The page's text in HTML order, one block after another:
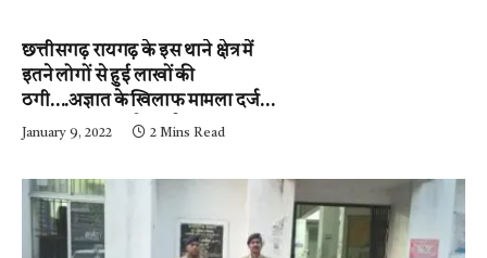
छत्तीसगढ़ रायगढ़ के इस थाने क्षेत्र में
इतने लोगों से हुई लाखों की
ठगी….अज्ञात के खिलाफ मामला दर्ज,
पुलिस जुटी जांच में….पढ़े न्यूज़
January 9, 2022 2 Mins Read